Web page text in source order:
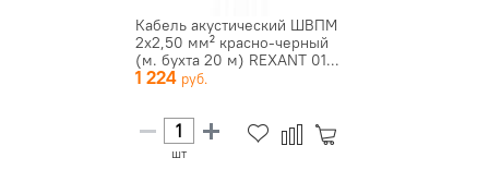
Кабель акустический ШВПМ
2х2,50 мм² красно-черный
(м. бухта 20 м) REXANT 01...
1 224
шт